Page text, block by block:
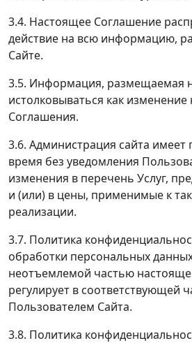
3.4. Настоящее Соглашение
действие на всю информацию,
Сайте.
3.5. Информация, размещаемая
истолковываться как
Соглашения.
3.6. Администрация сайта
время без уведомления
изменения в перечень Услуг,
и (или) в цены, применимые к
реализации.
3.7. Политика
обработки персональных
неотъемлемой частью
регулирует в соответствующей
Пользователем Сайта.
3.8. Политика